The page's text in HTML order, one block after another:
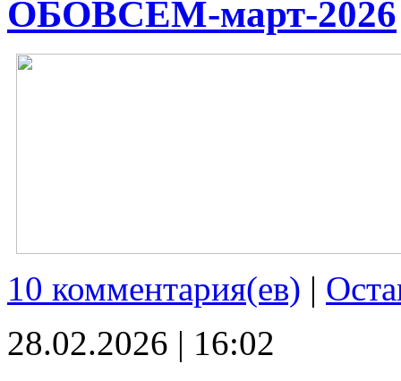
ОБОВСЁМ-март-2026
10 комментария(ев) |
28.02.2026 | 16:02